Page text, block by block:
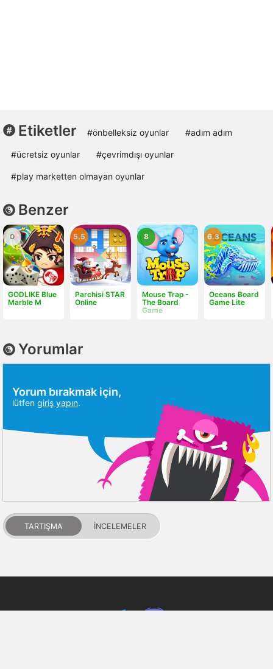
Etiketler #önbelleksiz oyunlar #adım adım
#ücretsiz oyunlar #çevrimdışı oyunlar
#play marketten olmayan oyunlar
Benzer
GODLIKE Blue
Marble M
0
Parchisi STAR
Online
5.5
Mouse Trap -
The Board
Game
8
Oceans Board
Game Lite
6.3
Yorumlar
Yorum bırakmak için,
lütfen giriş yapın.
TARTIŞMA İNCELEMELER